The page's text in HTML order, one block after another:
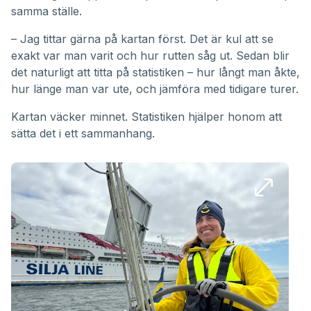
samma ställe.
– Jag tittar gärna på kartan först. Det är kul att se
exakt var man varit och hur rutten såg ut. Sedan blir
det naturligt att titta på statistiken – hur långt man åkte,
hur länge man var ute, och jämföra med tidigare turer.
Kartan väcker minnet. Statistiken hjälper honom att
sätta det i ett sammanhang.